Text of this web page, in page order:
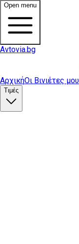
Open menu
Avtovia.bg
ΑρχικήΟι Βινιέτες μου
Τιμές